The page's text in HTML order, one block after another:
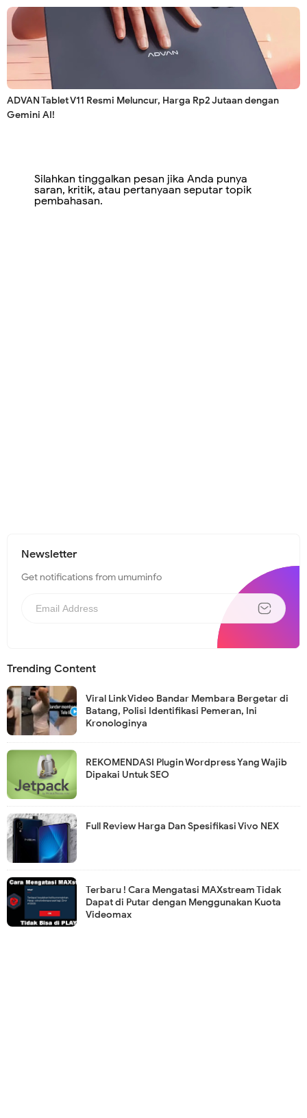
ADVAN Tablet V11 Resmi Meluncur, Harga Rp2 Jutaan dengan
Gemini AI!
Silahkan tinggalkan pesan jika Anda punya
saran, kritik, atau pertanyaan seputar topik
pembahasan.
Newsletter
Get notifications from umuminfo
Trending Content
Viral Link Video Bandar Membara Bergetar di
Batang, Polisi Identifikasi Pemeran, Ini
Kronologinya
REKOMENDASI Plugin Wordpress Yang Wajib
Dipakai Untuk SEO
Full Review Harga Dan Spesifikasi Vivo NEX
Terbaru ! Cara Mengatasi MAXstream Tidak
Dapat di Putar dengan Menggunakan Kuota
Videomax